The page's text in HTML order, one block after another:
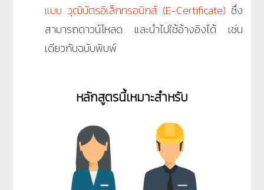
แบบ วุฒิบัตรอิเล็กทรอนิกส์ (E-Certificate) ซึ่ง
สามารถดาวน์โหลด และนำไปใช้อ้างอิงได้ เช่น
เดียวกับฉบับพิมพ์
หลักสูตรนี้เหมาะสำหรับ